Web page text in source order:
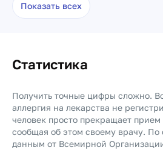
Показать всех
Статистика
Получить точные цифры сложно.
аллергия на лекарства не
человек просто прекращает прием
сообщая об этом своему врачу. По
данным от Всемирной